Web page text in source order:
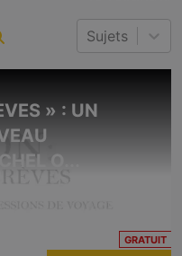
Sujets
» : UN
O...
GRATUIT